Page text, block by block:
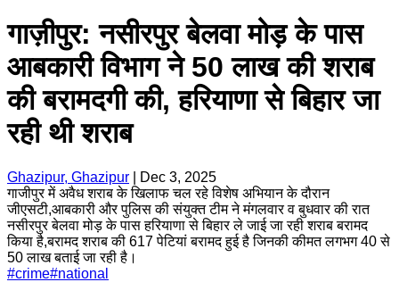
गाज़ीपुर: नसीरपुर बेलवा मोड़ के पास
आबकारी विभाग ने 50 लाख की शराब
की बरामदगी की, हरियाणा से बिहार जा
रही थी शराब
Ghazipur, Ghazipur
Dec 3, 2025
गाजीपुर में अवैध शराब के खिलाफ चल रहे विशेष अभियान के दौरान
जीएसटी,आबकारी और पुलिस की संयुक्त टीम ने मंगलवार व बुधवार की रात
नसीरपुर बेलवा मोड़ के पास हरियाणा से बिहार ले जाई जा रही शराब बरामद
किया है,बरामद शराब की 617 पेटियां बरामद हुई है जिनकी कीमत लगभग 40 से
50 लाख बताई जा रही है।
#crime#national